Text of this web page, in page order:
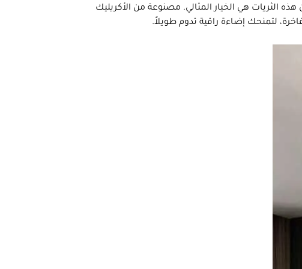
الثريات هي الخيار المثالي. مصنوعة من الأكريليك
لتمنحك إضاءة راقية تدوم طويلاً.